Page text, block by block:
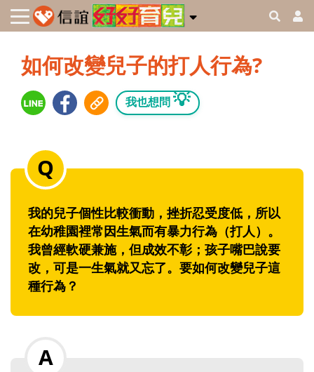
如何改變兒子的打人行為?
我也想問 💡
我的兒子個性比較衝動，挫折忍受度低，所以
在幼稚園裡常因生氣而有暴力行為（打人）。
我曾經軟硬兼施，但成效不彰；孩子嘴巴說要
改，可是一生氣就又忘了。要如何改變兒子這
種行為？